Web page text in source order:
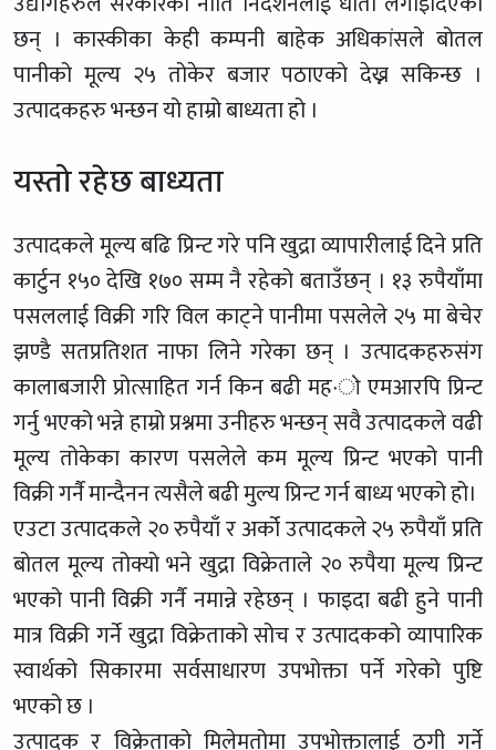
छन् । कास्कीका केही कम्पनी बाहेक अधिकांसले बोतल
पानीको मूल्य २५ तोकेर बजार पठाएको देख्न सकिन्छ ।
उत्पादकहरु भन्छन यो हाम्रो बाध्यता हो ।
यस्तो रहेछ बाध्यता
उत्पादकले मूल्य बढि प्रिन्ट गरे पनि खुद्रा व्यापारीलाई दिने प्रति
कार्टुन १५० देखि १७० सम्म नै रहेको बताउँछन् । १३ रुपैयाँमा
पसललाई विक्री गरि विल काट्ने पानीमा पसलेले २५ मा बेचेर
झण्डै सतप्रतिशत नाफा लिने गरेका छन् । उत्पादकहरुसंग
कालाबजारी प्रोत्साहित गर्न किन बढी मह·ो एमआरपि प्रिन्ट
गर्नु भएको भन्ने हाम्रो प्रश्नमा उनीहरु भन्छन् सवै उत्पादकले वढी
मूल्य तोकेका कारण पसलेले कम मूल्य प्रिन्ट भएको पानी
विक्री गर्नै मान्दैनन त्यसैले बढी मुल्य प्रिन्ट गर्न बाध्य भएको हो।
एउटा उत्पादकले २० रुपैयाँ र अर्को उत्पादकले २५ रुपैयाँ प्रति
बोतल मूल्य तोक्यो भने खुद्रा विक्रेताले २० रुपैया मूल्य प्रिन्ट
भएको पानी विक्री गर्नै नमान्ने रहेछन् । फाइदा बढी हुने पानी
मात्र विक्री गर्ने खुद्रा विक्रेताको सोच र उत्पादकको व्यापारिक
स्वार्थको सिकारमा सर्वसाधारण उपभोक्ता पर्ने गरेको पुष्टि
भएको छ ।